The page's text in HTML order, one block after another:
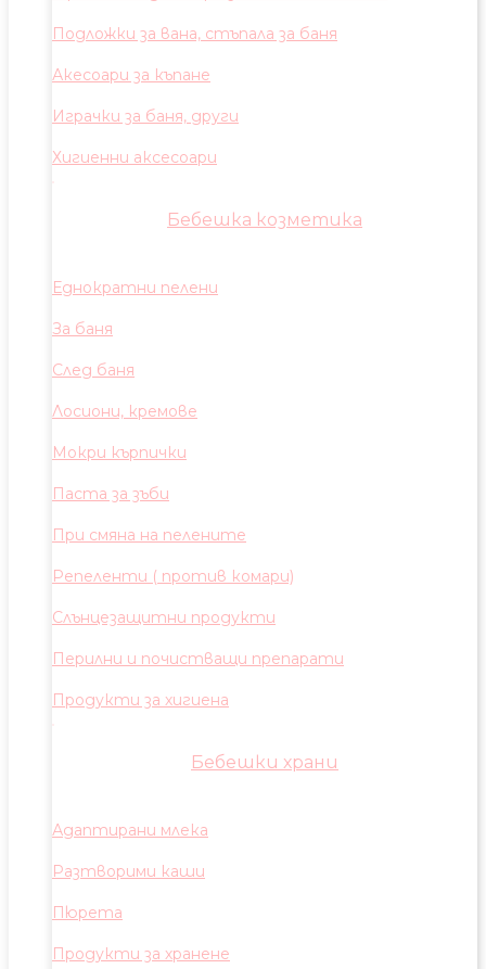
Подложки за вана, стъпала за баня
Акесоари за къпане
Играчки за баня, други
Хигиенни аксесоари
Бебешка козметика
Еднократни пелени
За баня
След баня
Лосиони, кремове
Мокри кърпички
Паста за зъби
При смяна на пелените
Репеленти ( против комари)
Слънцезащитни продукти
Перилни и почистващи препарати
Продукти за хигиена
Бебешки храни
Адаптирани млека
Разтворими каши
Пюрета
Продукти за хранене